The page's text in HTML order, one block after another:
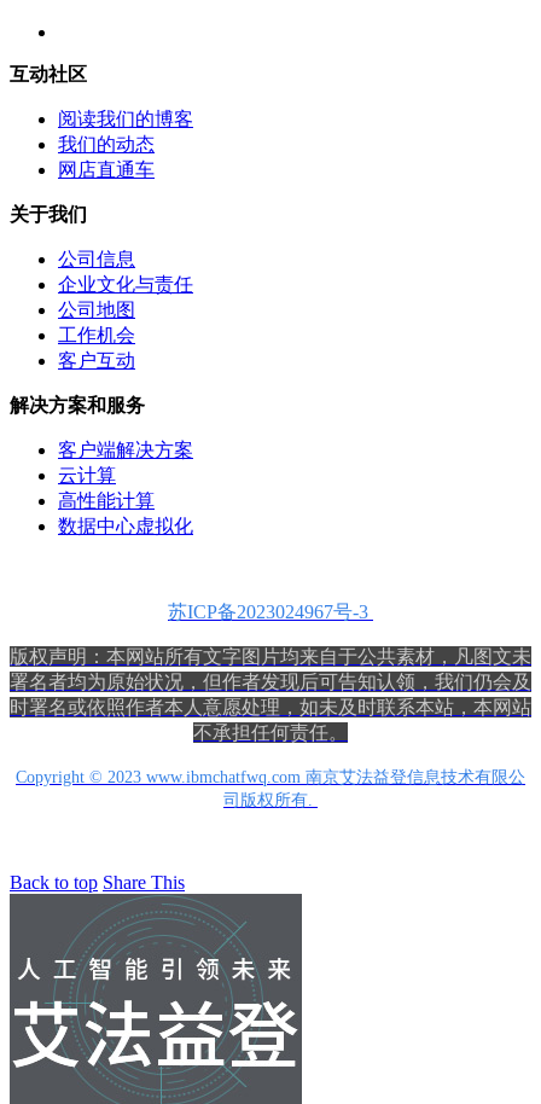
互动社区
阅读我们的博客
我们的动态
网店直通车
关于我们
公司信息
企业文化与责任
公司地图
工作机会
客户互动
解决方案和服务
客户端解决方案
云计算
高性能计算
数据中心虚拟化
苏ICP备2023024967号-3
版权声明：本网站所有文字图片均来自于公共素材， 凡图文未
署名者均为原始状况，但作者发现后可告知认领，我们仍会及
时署名或依照作者本人意愿处理，如未及时联系本站，本网站
不承担任何责任。
Copyright © 2023 www.ibmchatfwq.com 南京艾法益登信息技术有限公
司版权所有.
Back to top Share This